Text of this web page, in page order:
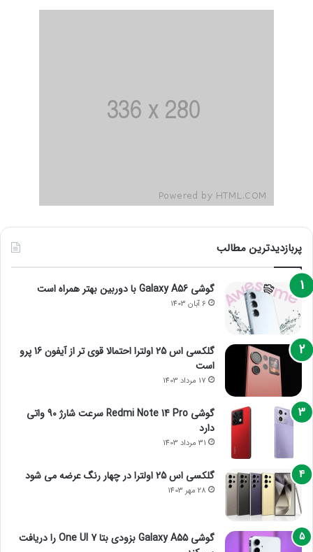
پربازدیدترین مطالب
گوشی Galaxy A56 با دوربین بهتر همراه است
6 آبان 1403
گلکسی اس 25 اولترا احتمالا قوی تر از آیفون 16 پرو
است
17 مرداد 1403
گوشی Redmi Note 14 Pro سرعت شارژ 90 واتی
دارد
31 مرداد 1403
گلکسی اس 25 اولترا در چهار رنگ عرضه می شود
28 مهر 1403
گوشی Galaxy A55 بزودی بتا One UI 7 را دریافت